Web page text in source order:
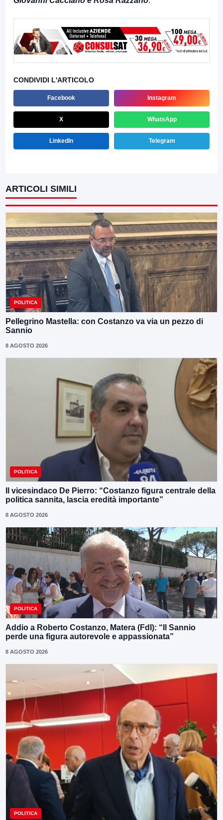
CONDIVIDI L'ARTICOLO
Facebook Instagram
X WhatsApp
LinkedIn Telegram
ARTICOLI SIMILI
POLITICA
Pellegrino Mastella: con Costanzo va via un pezzo di
Sannio
8 AGOSTO 2026
POLITICA
Il vicesindaco De Pierro: “Costanzo figura centrale della
politica sannita, lascia eredità importante”
8 AGOSTO 2026
POLITICA
Addio a Roberto Costanzo, Matera (FdI): “Il Sannio
perde una figura autorevole e appassionata”
8 AGOSTO 2026
POLITICA